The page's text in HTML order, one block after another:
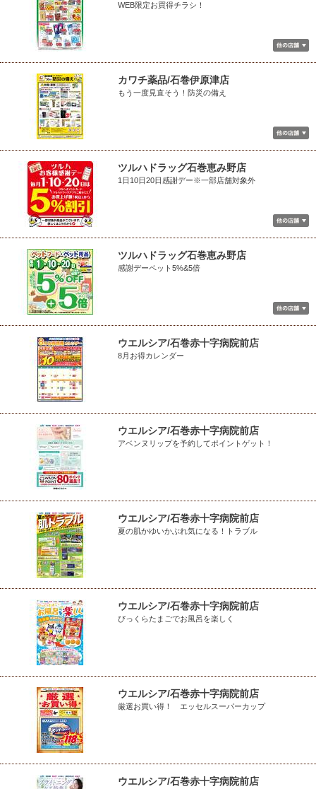
WEB限定お買得チラシ！
カワチ薬品/石巻伊原津店
もう一度見直そう！防災の備え
ツルハドラッグ石巻恵み野店
1日10日20日感謝デー※一部店舗対象外
ツルハドラッグ石巻恵み野店
感謝デーペット5%&5倍
ウエルシア/石巻赤十字病院前店
8月お得カレンダー
ウエルシア/石巻赤十字病院前店
アベンヌリップを予約してポイントゲット！
ウエルシア/石巻赤十字病院前店
夏の肌かゆいかぶれ気になる！トラブル
ウエルシア/石巻赤十字病院前店
びっくらたまごでお風呂を楽しく
ウエルシア/石巻赤十字病院前店
厳選お買い得！ エッセルスーパーカップ
ウエルシア/石巻赤十字病院前店